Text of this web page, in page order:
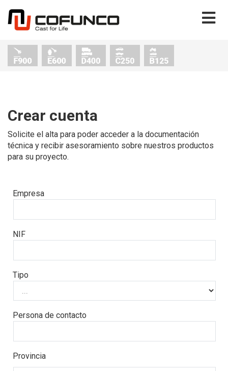
Crear cuenta
Solicite el alta para poder acceder a la documentación
técnica y recibir asesoramiento sobre nuestros productos
para su proyecto.
Empresa
NIF
Tipo
Persona de contacto
Provincia